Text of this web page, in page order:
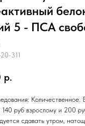
5 - ПСА
311
р.
140 руб взрослому и 200
сдавать утром,